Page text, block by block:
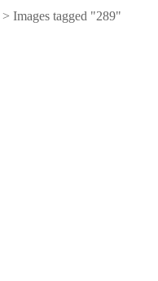
> Images tagged "289"